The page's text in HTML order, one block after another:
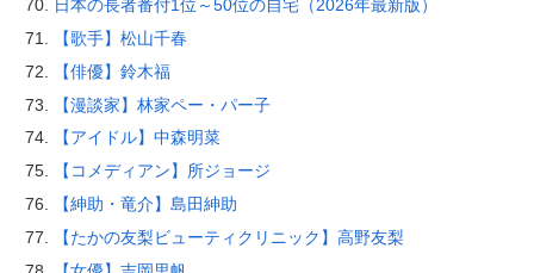
日本の長者番付1位～50位の自宅（2026年最新版）
【歌手】松山千春
【俳優】鈴木福
【漫談家】林家ペー・パー子
【アイドル】中森明菜
【コメディアン】所ジョージ
【紳助・竜介】島田紳助
【たかの友梨ビューティクリニック】高野友梨